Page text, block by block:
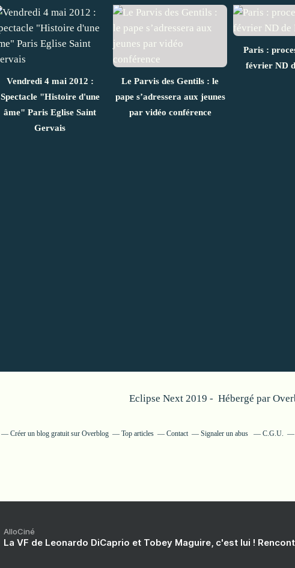
Vendredi 4 mai 2012 :
Spectacle "Histoire d'une
âme" Paris Eglise Saint
Gervais
Le Parvis des Gentils : le
pape s’adressera aux jeunes
par vidéo conférence
Paris :
février ND
Eclipse Next 2019 - Hébergé par
Créer un blog gratuit sur Overblog Top articles Contact Signaler un abus C.G.U.
AlloCiné
La VF de Leonardo DiCaprio et Tobey Maguire, c'est lui !